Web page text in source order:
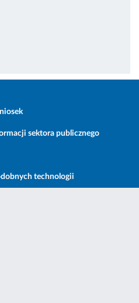
sektora publicznego
technologii